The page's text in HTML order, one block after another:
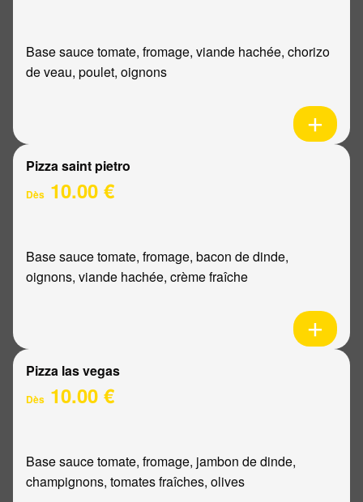
Base sauce tomate, fromage, viande hachée, chorizo
de veau, poulet, oignons
Pizza saint pietro
Dès 10.00 €
Base sauce tomate, fromage, bacon de dinde,
oignons, viande hachée, crème fraîche
Pizza las vegas
Dès 10.00 €
Base sauce tomate, fromage, jambon de dinde,
champignons, tomates fraîches, olives